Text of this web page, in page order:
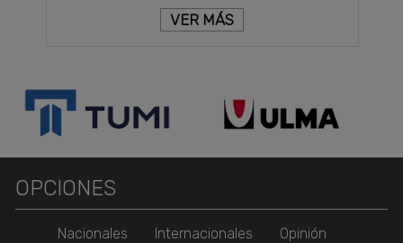
VER MÁS
OPCIONES
Nacionales Internacionales
Opinión